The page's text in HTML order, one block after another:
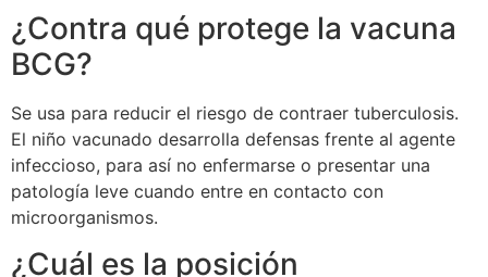
¿Contra qué protege la vacuna
BCG?
Se usa para reducir el riesgo de contraer tuberculosis.
El niño vacunado desarrolla defensas frente al agente
infeccioso, para así no enfermarse o presentar una
patología leve cuando entre en contacto con
microorganismos.
¿Cuál es la posición